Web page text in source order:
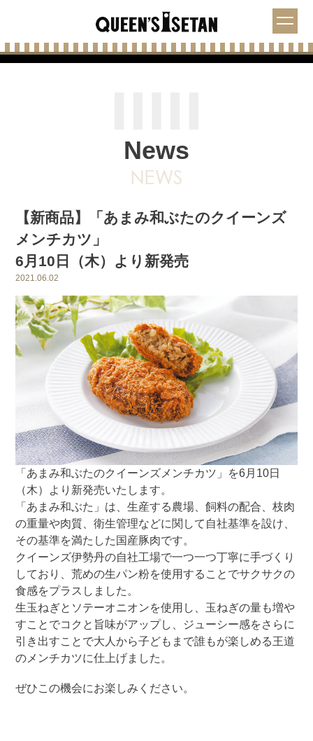
News
【新商品】「あまみ和ぶたのクイーンズ
メンチカツ」
6月10日（木）より新発売
2021.06.02
「あまみ和ぶたのクイーンズメンチカツ」を6月10日
（木）より新発売いたします。
「あまみ和ぶた」は、生産する農場、飼料の配合、枝肉
の重量や肉質、衛生管理などに関して自社基準を設け、
その基準を満たした国産豚肉です。
クイーンズ伊勢丹の自社工場で一つ一つ丁寧に手づくり
しており、荒めの生パン粉を使用することでサクサクの
食感をプラスしました。
生玉ねぎとソテーオニオンを使用し、玉ねぎの量も増や
すことでコクと旨味がアップし、ジューシー感をさらに
引き出すことで大人から子どもまで誰もが楽しめる王道
のメンチカツに仕上げました。
ぜひこの機会にお楽しみください。